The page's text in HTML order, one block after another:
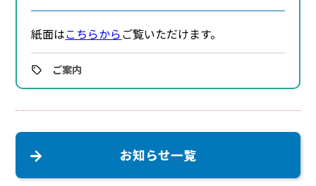
紙面はこちらからご覧いただけます。
ご案内
お知らせ一覧